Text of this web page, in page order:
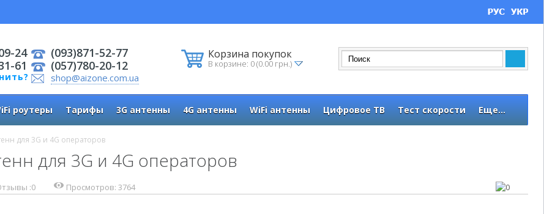
Корзина покупок
В корзине: 0 (0.00 грн.)
24
61
(093)871-52-77
(057)780-20-12
shop@aizone.com.ua
роутеры Тарифы 3G антенны 4G антенны WiFi антенны Цифровое ТВ Тест скорости Еще...
для 3G и 4G операторов
для 3G и 4G операторов
:0 Просмотров: 3764